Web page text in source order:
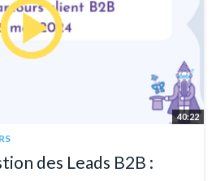
40:22
des Leads B2B :